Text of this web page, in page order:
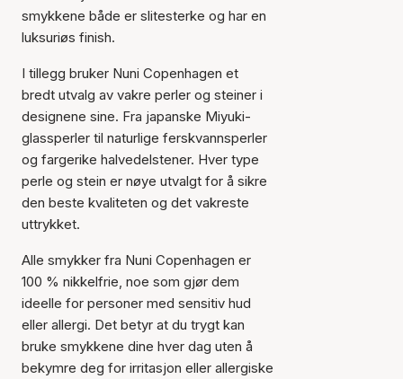
smykkene både er slitesterke og har en
luksuriøs finish.
I tillegg bruker Nuni Copenhagen et
bredt utvalg av vakre perler og steiner i
designene sine. Fra japanske Miyuki-
glassperler til naturlige ferskvannsperler
og fargerike halvedelstener. Hver type
perle og stein er nøye utvalgt for å sikre
den beste kvaliteten og det vakreste
uttrykket.
Alle smykker fra Nuni Copenhagen er
100 % nikkelfrie, noe som gjør dem
ideelle for personer med sensitiv hud
eller allergi. Det betyr at du trygt kan
bruke smykkene dine hver dag uten å
bekymre deg for irritasjon eller allergiske